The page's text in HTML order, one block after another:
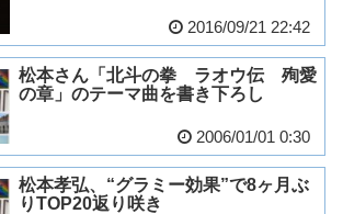
2016/09/21 22:42
松本さん「北斗の拳 ラオウ伝 殉愛
の章」のテーマ曲を書き下ろし
2006/01/01 0:30
松本孝弘、“グラミー効果”で8ヶ月ぶ
りTOP20返り咲き